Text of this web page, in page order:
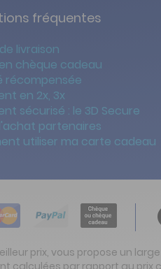
fréquentes
livraison
chèque cadeau
récompensée
en 2x, 3x
sécurisé : le 3D Secure
partenaires
utiliser ma carte cadeau
prix, vous propose un